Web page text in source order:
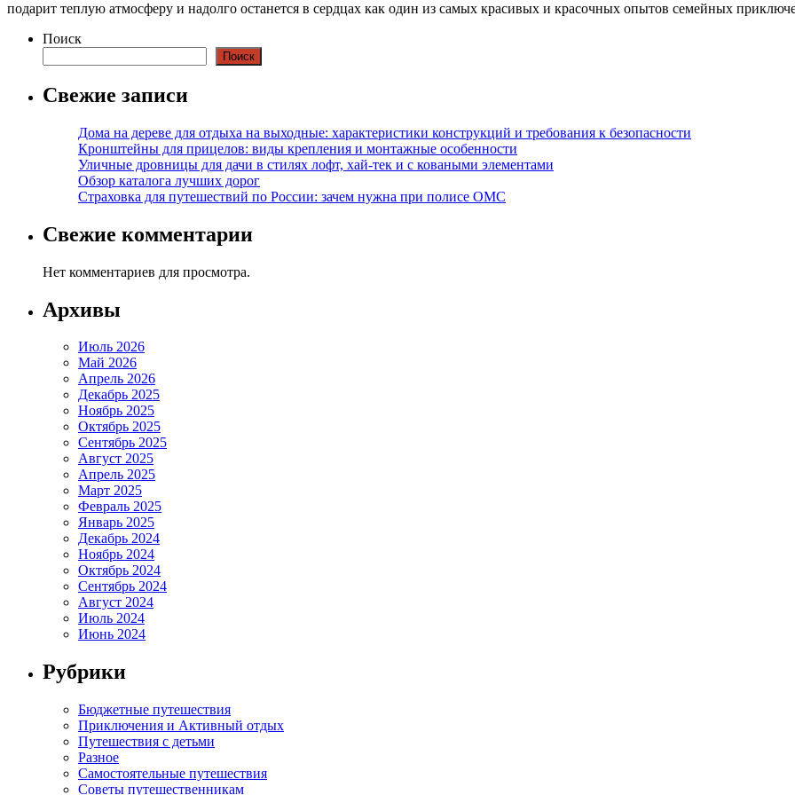
подарит теплую атмосферу и надолго останется в сердцах как один из самых красивых и красочных опытов семейных
Поиск
Поиск
Свежие записи
Дома на дереве для отдыха на выходные: характеристики конструкций и требования к безопасности
Кронштейны для прицелов: виды крепления и монтажные особенности
Уличные дровницы для дачи в стилях лофт, хай-тек и с коваными элементами
Обзор каталога лучших дорог
Страховка для путешествий по России: зачем нужна при полисе ОМС
Свежие комментарии
Нет комментариев для просмотра.
Архивы
Июль 2026
Май 2026
Апрель 2026
Декабрь 2025
Ноябрь 2025
Октябрь 2025
Сентябрь 2025
Август 2025
Апрель 2025
Март 2025
Февраль 2025
Январь 2025
Декабрь 2024
Ноябрь 2024
Октябрь 2024
Сентябрь 2024
Август 2024
Июль 2024
Июнь 2024
Рубрики
Бюджетные путешествия
Приключения и Активный отдых
Путешествия с детьми
Разное
Самостоятельные путешествия
Советы путешественникам